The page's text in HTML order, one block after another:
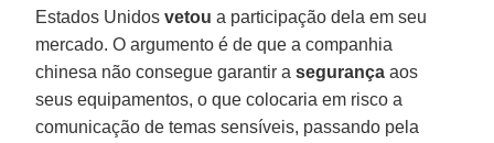
Estados Unidosvetou a participação dela em seu
mercado. O argumento é de que a companhia
chinesa não consegue garantir asegurança aos
seus equipamentos, o que colocaria em risco a
comunicação de temas sensíveis, passando pela